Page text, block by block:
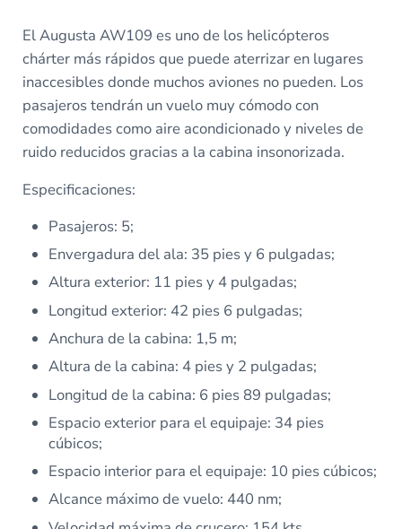
El Augusta AW109 es uno de los helicópteros
chárter más rápidos que puede aterrizar en lugares
inaccesibles donde muchos aviones no pueden. Los
pasajeros tendrán un vuelo muy cómodo con
comodidades como aire acondicionado y niveles de
ruido reducidos gracias a la cabina insonorizada.
Especificaciones:
Pasajeros: 5;
Envergadura del ala: 35 pies y 6 pulgadas;
Altura exterior: 11 pies y 4 pulgadas;
Longitud exterior: 42 pies 6 pulgadas;
Anchura de la cabina: 1,5 m;
Altura de la cabina: 4 pies y 2 pulgadas;
Longitud de la cabina: 6 pies 89 pulgadas;
Espacio exterior para el equipaje: 34 pies
cúbicos;
Espacio interior para el equipaje: 10 pies cúbicos;
Alcance máximo de vuelo: 440 nm;